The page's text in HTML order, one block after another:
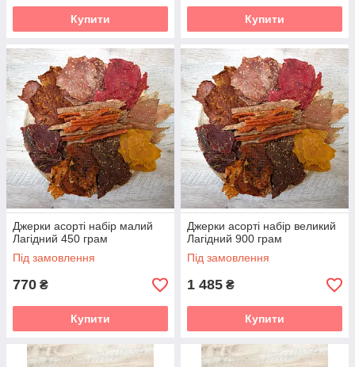
Купити Купити
Джерки асорті набір малий
Лагідний 450 грам
Під замовлення
770 ₴
Купити
Джерки асорті набір великий
Лагідний 900 грам
Під замовлення
1 485 ₴
Купити